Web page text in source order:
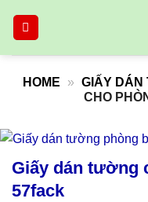
HOME » GIẤY DÁN
CHO
Giấy dán tường
57fack